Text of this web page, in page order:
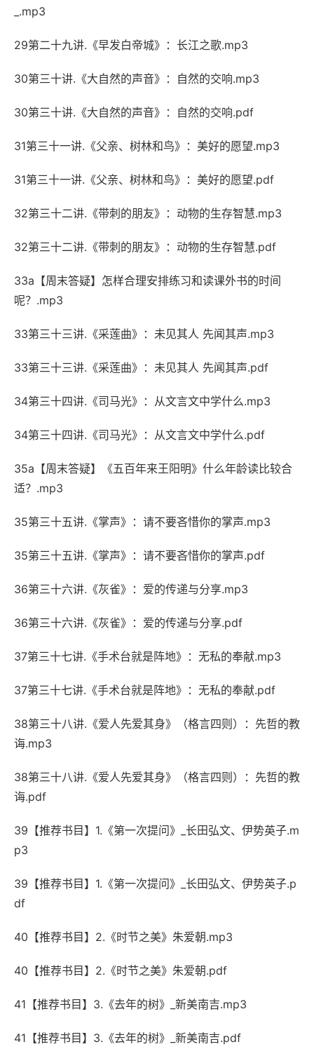
_.mp3
29第二十九讲.《早发白帝城》：长江之歌.mp3
30第三十讲.《大自然的声音》：自然的交响.mp3
30第三十讲.《大自然的声音》：自然的交响.pdf
31第三十一讲.《父亲、树林和鸟》：美好的愿望.mp3
31第三十一讲.《父亲、树林和鸟》：美好的愿望.pdf
32第三十二讲.《带刺的朋友》：动物的生存智慧.mp3
32第三十二讲.《带刺的朋友》：动物的生存智慧.pdf
33a【周末答疑】怎样合理安排练习和读课外书的时间
呢？.mp3
33第三十三讲.《采莲曲》：未见其人 先闻其声.mp3
33第三十三讲.《采莲曲》：未见其人 先闻其声.pdf
34第三十四讲.《司马光》：从文言文中学什么.mp3
34第三十四讲.《司马光》：从文言文中学什么.pdf
35a【周末答疑】《五百年来王阳明》什么年龄读比较合
适？.mp3
35第三十五讲.《掌声》：请不要吝惜你的掌声.mp3
35第三十五讲.《掌声》：请不要吝惜你的掌声.pdf
36第三十六讲.《灰雀》：爱的传递与分享.mp3
36第三十六讲.《灰雀》：爱的传递与分享.pdf
37第三十七讲.《手术台就是阵地》：无私的奉献.mp3
37第三十七讲.《手术台就是阵地》：无私的奉献.pdf
38第三十八讲.《爱人先爱其身》（格言四则）：先哲的教
诲.mp3
38第三十八讲.《爱人先爱其身》（格言四则）：先哲的教
诲.pdf
39【推荐书目】1.《第一次提问》_长田弘文、伊势英子.m
p3
39【推荐书目】1.《第一次提问》_长田弘文、伊势英子.p
df
40【推荐书目】2.《时节之美》朱爱朝.mp3
40【推荐书目】2.《时节之美》朱爱朝.pdf
41【推荐书目】3.《去年的树》_新美南吉.mp3
41【推荐书目】3.《去年的树》_新美南吉.pdf